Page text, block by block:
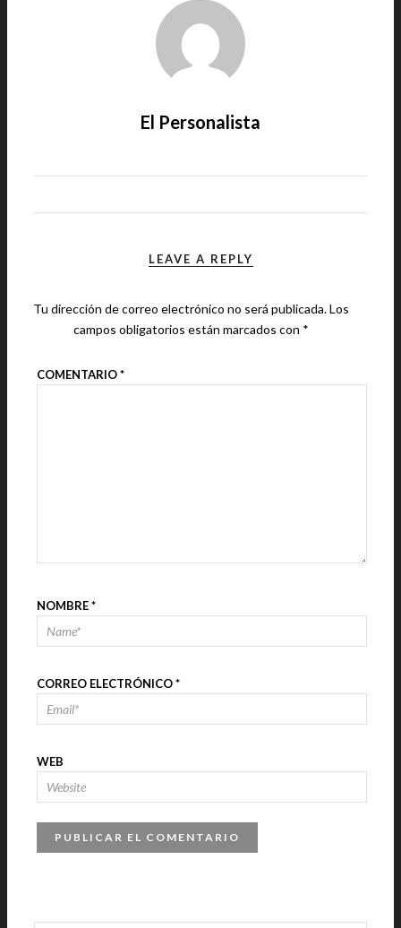
El Personalista
LEAVE A REPLY
Tu dirección de correo electrónico no será publicada.Los
campos obligatorios están marcados con *
COMENTARIO*
NOMBRE*
CORREO ELECTRÓNICO*
WEB